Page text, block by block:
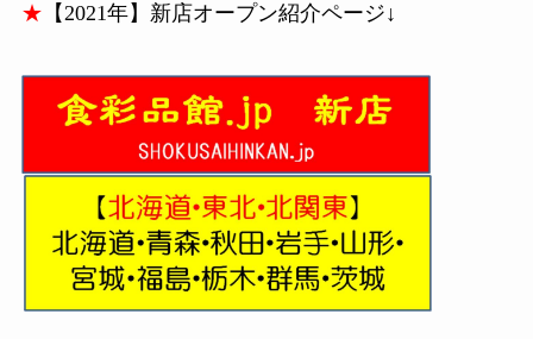
★ 【2021年】新店オープン紹介ページ↓